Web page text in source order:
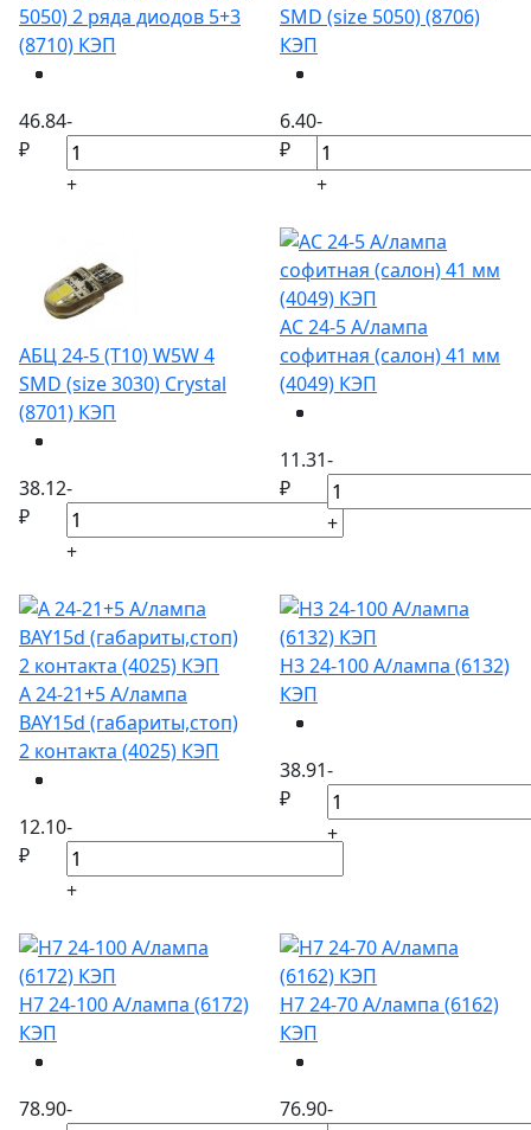
5050) 2 ряда диодов 5+3
(8710) КЭП
46.84
₽
-
+
SMD (size 5050) (8706)
КЭП
6.40
₽
-
+
АБЦ 24-5 (Т10) W5W 4
SMD (size 3030) Crystal
(8701) КЭП
38.12
₽
-
+
АС 24-5 А/лампа
софитная (салон) 41 мм
(4049) КЭП
11.31
₽
-
+
А 24-21+5 А/лампа
BAY15d (габариты,стоп)
2 контакта (4025) КЭП
12.10
₽
-
+
Н3 24-100 А/лампа (6132)
КЭП
38.91
₽
-
+
Н7 24-100 А/лампа (6172)
КЭП
78.90-
Н7 24-70 А/лампа (6162)
КЭП
76.90-